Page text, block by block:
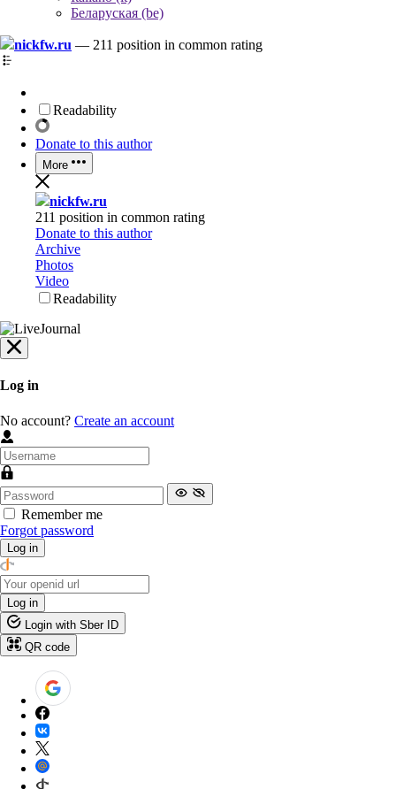
Беларуская (be)
nickfw.ru — 211 position in common rating
Readability
Donate to this author
More
nickfw.ru
211 position in common rating
Donate to this author
Archive
Photos
Video
Readability
Log in
No account? Create an account
Remember me
Forgot password
Log in
Log in
Login with Sber ID
QR code